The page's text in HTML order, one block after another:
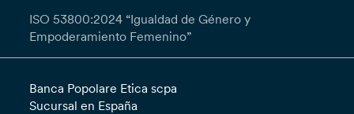
ISO 53800:2024 “Igualdad de Género y
Empoderamiento Femenino”
Banca Popolare Etica scpa
Sucursal en España